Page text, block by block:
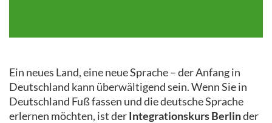
Ein neues Land, eine neue Sprache – der Anfang in
Deutschland kann überwältigend sein. Wenn Sie in
Deutschland Fuß fassen und die deutsche Sprache
erlernen möchten, ist derIntegrationskurs Berlinder